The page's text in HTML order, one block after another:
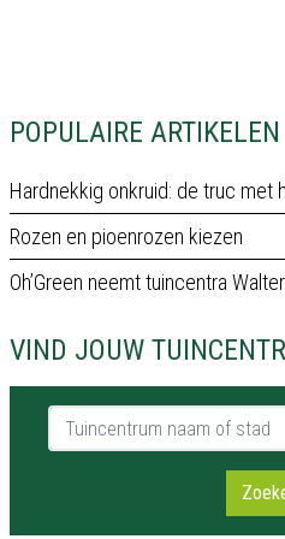
POPULAIRE ARTIKELEN
Hardnekkig onkruid: de truc met
Rozen en pioenrozen kiezen
Oh’Green neemt tuincentra
VIND JOUW
Tuincentrum naam of stad